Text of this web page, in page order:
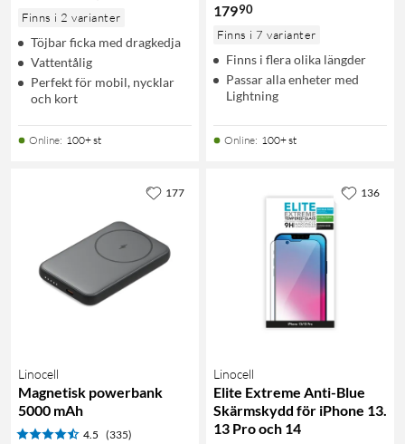
Finns i 2 varianter
Töjbar ficka med dragkedja
Vattentålig
Perfekt för mobil, nycklar
och kort
Online: 100+ st
17990
Finns i 7 varianter
Finns i flera olika längder
Passar alla enheter med
Lightning
Online: 100+ st
Linocell
Magnetisk powerbank
5000 mAh
4.5 (335)
177
Linocell
Elite Extreme Anti-Blue
Skärmskydd för iPhone 13.
13 Pro och 14
136